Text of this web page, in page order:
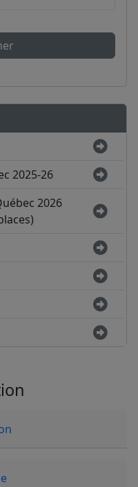
2025-26
2026